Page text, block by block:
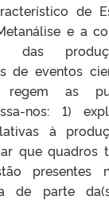
de
e a
das
de eventos
regem as
nos: 1)
à
que quadros
presentes
de parte